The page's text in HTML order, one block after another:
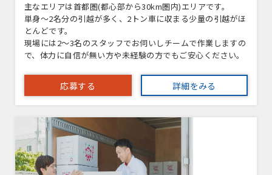
主なエリアは首都圏(都心部から30km圏内)エリアです。
単身〜2名分の引越が多く、2トン車に収まる少量の引越がほ
とんどです。
現場には2～3名のスタッフでお伺いしチームで作業しますの
で、体力に自信が無い方や未経験の方でもご安心ください。
応募する 詳細をみる